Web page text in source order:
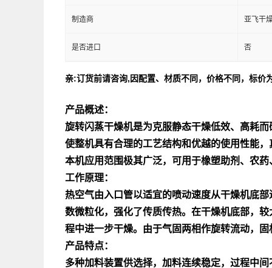
制造商 亚飞干
是否进口 否
亲:订货前请咨询,因配置、材质不同，价格不同，标
产品概述：
旋转闪蒸干燥机是为克服静态干燥低效、高耗
使整机具有合理的工艺结构和优越的使用性能
本机应用范围极其广泛，可用于橡塑助剂、农
工作原理：
热空气由入口管以适宜的喷动速度从干燥机底
数微粒化，强化了传质传热。在干燥机底部，
程中进一步干燥。由于气固两相作旋转流动，
产品特点：
多种加料装置供选择，加料连续稳定，过程中